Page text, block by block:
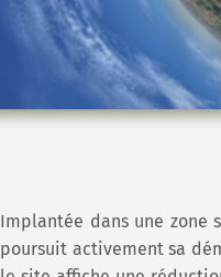
Implantée dans une zone
poursuit activement sa